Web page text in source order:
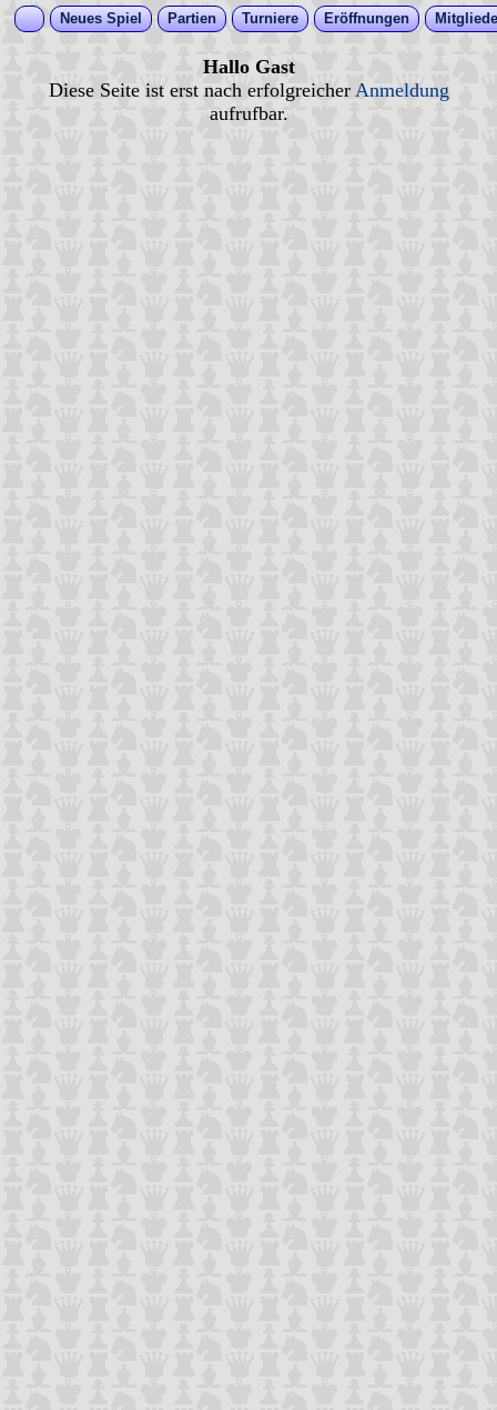
Neues Spiel Partien Turniere Eröffnungen
Hallo Gast
Diese Seite ist erst nach erfolgreicher Anmeldung
aufrufbar.